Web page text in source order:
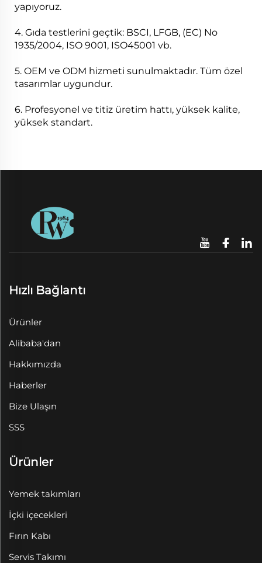
yapıyoruz.
4. Gıda testlerini geçtik: BSCI, LFGB, (EC) No
1935/2004, ISO 9001, ISO45001 vb.
5. OEM ve ODM hizmeti sunulmaktadır. Tüm özel
tasarımlar uygundur.
6. Profesyonel ve titiz üretim hattı, yüksek kalite,
yüksek standart.
Hızlı Bağlantı
Ürünler
Alibaba'dan
Hakkımızda
Haberler
Bize Ulaşın
SSS
Ürünler
Yemek takımları
İçki içecekleri
Fırın Kabı
Servis Takımı